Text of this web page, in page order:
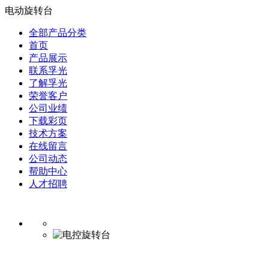
电动旋转台
全部产品分类
首页
产品展示
联系孚光
了解孚光
荣誉客户
公司业绩
下载彩页
技术方案
在线留言
公司动态
帮助中心
人才招聘